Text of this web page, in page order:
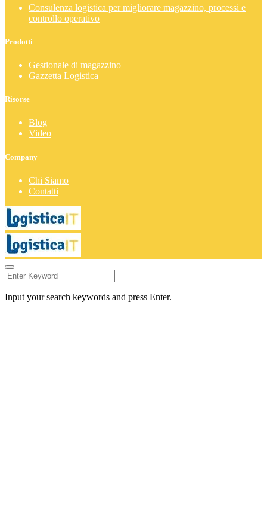
Consulenza logistica per migliorare magazzino, processi e
controllo operativo
Prodotti
Gestionale di magazzino
Gazzetta Logistica
Risorse
Blog
Video
Company
Chi Siamo
Contatti
Input your search keywords and press Enter.